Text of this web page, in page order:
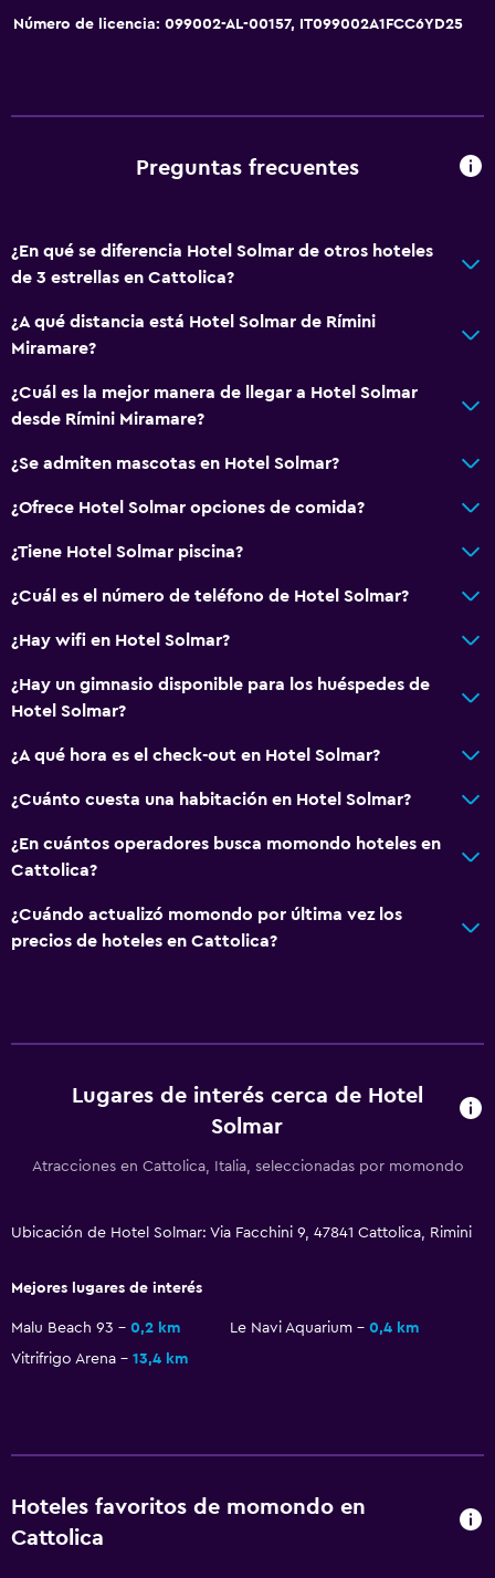
Baño
Baño privado
TV de pantalla plana
TV por cable o vía satélite
Aire libre
Terraza/patio
Playa privada
Comedor
Bar de tapas
Tetera/cafetera
Ideal para familias
Cuna/cama nido disponibles
Teléfono
Espacio de almacenamiento
Servicios y facilidades
Servicio de despertador
Caja fuerte
Piscina y spa
Piscina al aire libre
Número de licencia: 099002-AL-00157, IT099002A1FCC6YD25
Preguntas frecuentes
¿En qué se diferencia Hotel Solmar de otros hoteles
de 3 estrellas en Cattolica?
¿A qué distancia está Hotel Solmar de Rímini
Miramare?
¿Cuál es la mejor manera de llegar a Hotel Solmar
desde Rímini Miramare?
¿Se admiten mascotas en Hotel Solmar?
¿Ofrece Hotel Solmar opciones de comida?
¿Tiene Hotel Solmar piscina?
¿Cuál es el número de teléfono de Hotel Solmar?
¿Hay wifi en Hotel Solmar?
¿Hay un gimnasio disponible para los huéspedes de
Hotel Solmar?
¿A qué hora es el check-out en Hotel Solmar?
¿Cuánto cuesta una habitación en Hotel Solmar?
¿En cuántos operadores busca momondo hoteles en
Cattolica?
¿Cuándo actualizó momondo por última vez los
precios de hoteles en Cattolica?
Lugares de interés cerca de Hotel
Solmar
Atracciones en Cattolica, Italia, seleccionadas por momondo
Ubicación de Hotel Solmar: Via Facchini 9, 47841 Cattolica, Rimini
Mejores lugares de interés
Malu Beach 93 0,2 km Le Navi Aquarium
0,4 km
Vitrifrigo Arena
13,4 km
Hoteles favoritos de momondo en
Cattolica